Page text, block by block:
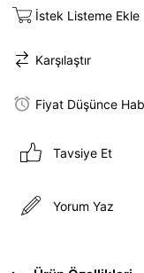
İstek Listeme Ekle
Karşılaştır
Fiyat Düşünce
Tavsiye Et
Yorum Yaz